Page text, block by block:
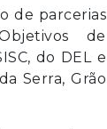
de parcerias
de
do DEL e
Serra, Grão